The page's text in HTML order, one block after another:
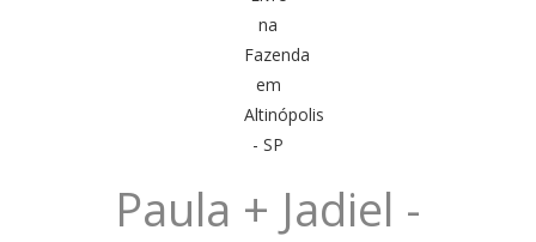
Paula + Jadiel -